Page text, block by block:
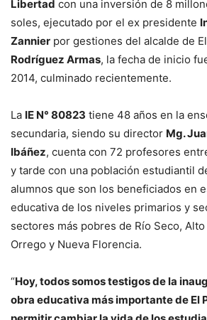
Libertad con una inversión de 8
soles, ejecutado por el ex presidente
Zannier por gestiones del alcalde de
Rodríguez Armas, la fecha de inicio
2014, culminado recientemente.
La IE N° 80823 tiene 48 años en la
secundaria, siendo su director Mg.
Ibáñez, cuenta con 72 profesores
y tarde con una población estudiantil
alumnos que son los beneficiados en
educativa de los niveles primarios y
sectores más pobres de Río Seco,
Orrego y Nueva Florencia.
“Hoy, todos somos testigos de la
obra educativa más importante de El